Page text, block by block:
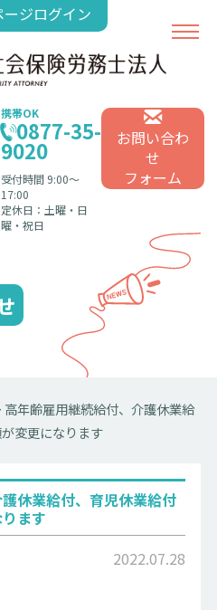
ジログイン
携帯OK
0877-35-
9020
受付時間 9:00〜
17:00
定休日：土曜・日
曜・祝日
お問い合わ
せ
フォーム
高年齢雇用継続給付、介護休業給
変更になります
休業給付、育児休業給付
ます
2022.07.28